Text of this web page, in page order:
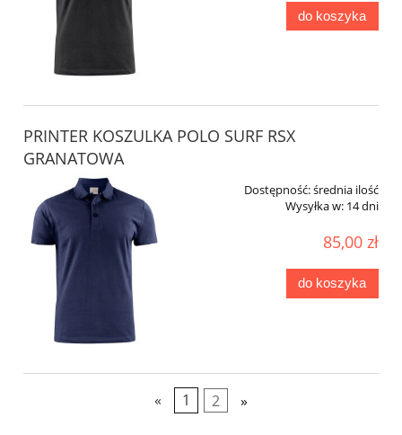
do koszyka
PRINTER KOSZULKA POLO SURF RSX
GRANATOWA
Dostępność:średnia ilość
Wysyłka w: 14 dni
85,00 zł
do koszyka
« 1 2 »